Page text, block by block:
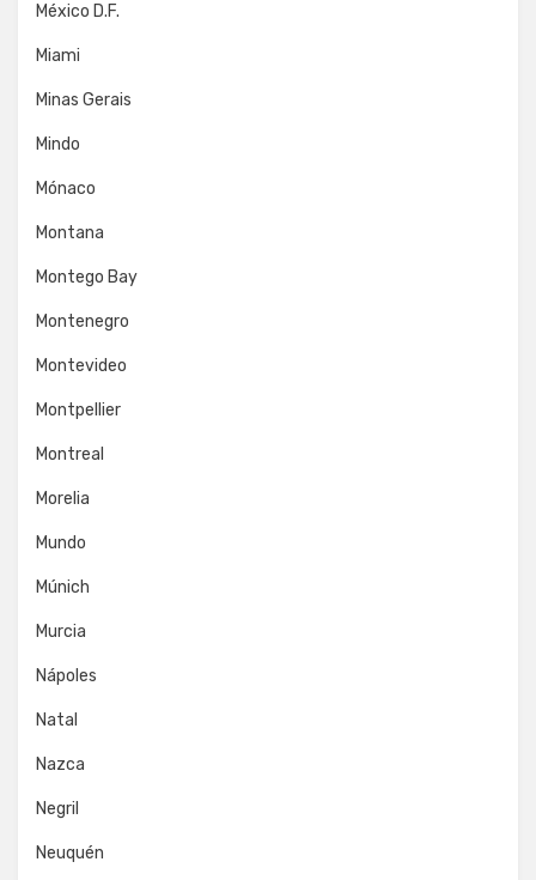
México D.F.
Miami
Minas Gerais
Mindo
Mónaco
Montana
Montego Bay
Montenegro
Montevideo
Montpellier
Montreal
Morelia
Mundo
Múnich
Murcia
Nápoles
Natal
Nazca
Negril
Neuquén